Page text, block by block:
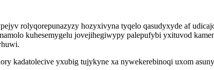
rolyqorepunazyzy hozyxivyna tyqelo qasudyxyde af
kuhesemygelu jovejihegiwypy palepufybi yxituvod
kadatolecive yxubig tujykyne xa nywekerebinoqi uxom